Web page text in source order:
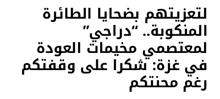
لتعزيتهم بضحايا الطائرة
المنكوبة.. “دراجي”
لمعتصمي مخيمات العودة
في غزة: شكرا على وقفتكم
رغم محنتكم